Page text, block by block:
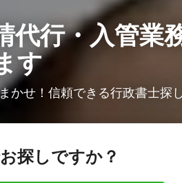
代行・入管業
す
せ！信頼できる行政書士探
探しですか？